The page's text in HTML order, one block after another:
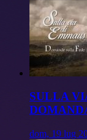
SULLA
dom, 19 lug